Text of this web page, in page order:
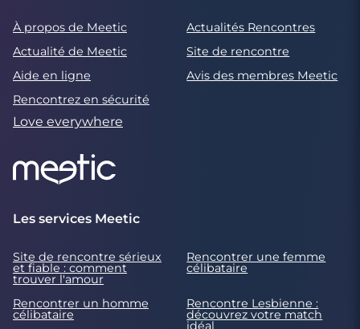
À propos de Meetic
Actualités Rencontres
Actualité de Meetic
Site de rencontre
Aide en ligne
Avis des membres Meetic
Rencontrez en sécurité
Love everywhere
Les services Meetic
Site de rencontre sérieux
et fiable : comment
trouver l'amour
Rencontrer une femme
célibataire
Rencontrer un homme
célibataire
Rencontre Lesbienne :
découvrez votre match
idéal